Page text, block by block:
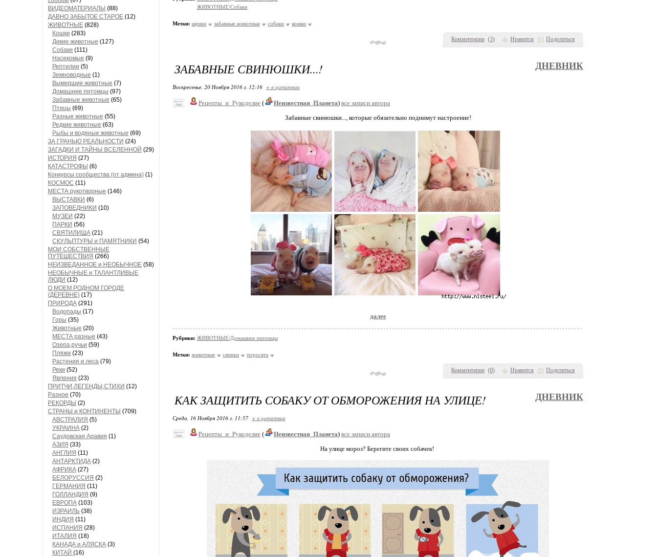
ВИДЕОМАТЕРИАЛЫ (88)
ДАВНО ЗАБЫТОЕ СТАРОЕ (12)
ЖИВОТНЫЕ (828)
Кошки (283)
Дикие животные (127)
Собаки (111)
Насекомые (9)
Рептилии (5)
Земноводные (1)
Вымершие животные (7)
Домашние питомцы (97)
Забавные животные (65)
Птицы (69)
Разные животные (55)
Редкие животные (63)
Рыбы и водяные животные (69)
ЗА ГРАНЬЮ РЕАЛЬНОСТИ (24)
ЗАГАДКИ И ТАЙНЫ ВСЕЛЕННОЙ (29)
ИСТОРИЯ (27)
КАТАСТРОФЫ (6)
Конкурсы сообщества (от админа) (1)
КОСМОС (11)
МЕСТА рукотворные (146)
ВЫСТАВКИ (6)
ЗАПОВЕДНИКИ (10)
МУЗЕИ (22)
ПАРКИ (56)
СВЯТИЛИЩА (21)
СКУЛЬПТУРЫ и ПАМЯТНИКИ (54)
МОИ СОБСТВЕННЫЕ
ПУТЕШЕСТВИЯ (266)
НЕИЗВЕДАННОЕ и НЕОБЫЧНОЕ (58)
НЕОБЫЧНЫЕ и ТАЛАНТЛИВЫЕ
ЛЮДИ (12)
О МОЕМ РОДНОМ ГОРОДЕ
(ДЕРЕВНЕ) (17)
ПРИРОДА (291)
Водопады (17)
Горы (35)
Животные (20)
МЕСТА разные (43)
Озера,ручьи (59)
Пляжи (23)
Растения и леса (79)
Реки (52)
Явления (23)
ПРИТЧИ,ЛЕГЕНДЫ,СТИХИ (12)
Разное (70)
РЕКОРДЫ (2)
СТРАНЫ и КОНТИНЕНТЫ (709)
АВСТРАЛИЯ (5)
УКРАИНА (2)
Саудовская Аравия (1)
АЗИЯ (33)
АНГЛИЯ (11)
АНТАРКТИДА (2)
АФРИКА (27)
БЕЛОРУССИЯ (2)
ГЕРМАНИЯ (11)
ГОЛЛАНДИЯ (9)
ЕВРОПА (103)
ИЗРАИЛЬ (38)
ИНДИЯ (11)
ИСПАНИЯ (28)
ИТАЛИЯ (18)
КАНАДА и АЛЯСКА (3)
КИТАЙ (16)
Комментарии (3) Нравится Поделиться
ЖИВОТНЫЕ/Собаки
Метки: щенки забавные животные собаки кошки
Комментарии (0) Нравится Поделиться
ЗАБАВНЫЕ СВИНЮШКИ...! ДНЕВНИК
Воскресенье, 20 Ноября 2016 г. 12:16 + в цитатник
Рецепты_и_Рукоделие ( Неизвестная_Планета) все записи автора
Забавные свинюшки..., которые обязательно поднимут настроение!
далее
Рубрики: ЖИВОТНЫЕ/Домашние питомцы
Метки: животные свиньи поросята
КАК ЗАЩИТИТЬ СОБАКУ ОТ ОБМОРОЖЕНИЯ НА УЛИЦЕ! ДНЕВНИК
Среда, 16 Ноября 2016 г. 11:57 + в цитатник
Рецепты_и_Рукоделие ( Неизвестная_Планета) все записи автора
На улице мороз? Берегите своих собачек!